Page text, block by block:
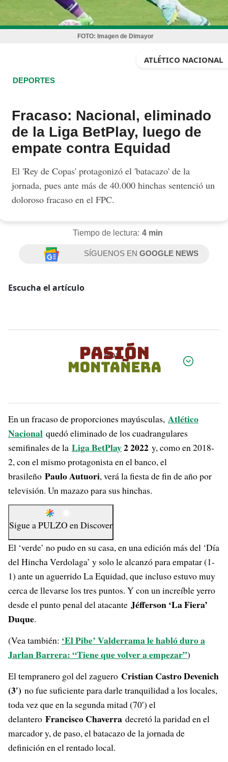
FOTO: Imagen de Dimayor
ATLÉTICO NACIONAL
DEPORTES
Fracaso: Nacional, eliminado
de la Liga BetPlay, luego de
empate contra Equidad
El 'Rey de Copas' protagonizó el 'batacazo' de la
jornada, pues ante más de 40.000 hinchas sentenció un
doloroso fracaso en el FPC.
Tiempo de lectura: 4 min
SÍGUENOS ENGOOGLE NEWS
Escucha el artículo
Por:
En un fracaso de proporciones mayúsculas, Atlético
Nacional quedó eliminado de los cuadrangulares
semifinales de la Liga BetPlay2 2022 y, como en 2018-
2, con el mismo protagonista en el banco, el
brasileño Paulo Autuori, verá la fiesta de fin de año por
televisión. Un mazazo para sus hinchas.
Sigue aPULZO enDiscover
El ‘verde’ no pudo en su casa, en una edición más del ‘Día
del Hincha Verdolaga’ y solo le alcanzó para empatar (1-
1) ante un aguerrido La Equidad, que incluso estuvo muy
cerca de llevarse los tres puntos. Y con un increíble yerro
desde el punto penal del atacante Jéfferson ‘La Fiera’
Duque.
(Vea también: ‘El Pibe’ Valderrama le habló duro a
Jarlan Barrera: “Tiene que volver a empezar”)
El tempranero gol del zaguero Cristian Castro Devenich
(3′) no fue suficiente para darle tranquilidad a los locales,
toda vez que en la segunda mitad (70′) el
delantero Francisco Chaverra decretó la paridad en el
marcador y, de paso, el batacazo de la jornada de
definición en el rentado local.